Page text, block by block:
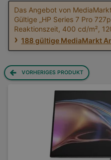
Das Angebot von
Gültige „HP Series 7 Pro
Reaktionszeit, 400 cd/m²,
188 gültige MediaMarkt
VORHERIGES PRODUKT